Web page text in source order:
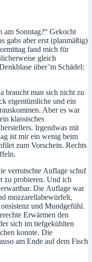
am Sonntag?“ Gekocht
gabs aber erst (planmäßig)
fand mich für
gleich
über’m Schädel:
braucht man sich nicht zu
eigentümliche und ein
Aber es war
klassisches
Irgendwas mit
ist mir ein wenig beim
zum Vorschein. Rechts
verrutschte Auflage schuf
zu probieren. Und ich
Die Auflage war
mozzarellabewürfelt,
und Mundgefühl.
Erwärmen den
sich im tiefgekühlten
konnte. Die
am Ende auf dem Fisch